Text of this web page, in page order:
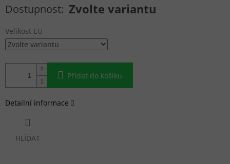
Měrná cena: Zvolte variantu
Velikost EU
Přidat do košíku
Detailní informace
HLÍDAT